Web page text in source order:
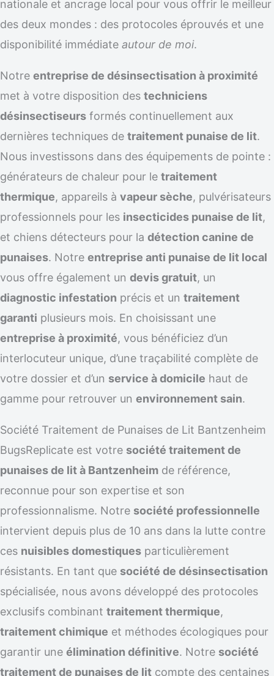
nationale et ancrage local pour vous offrir le meilleur
des deux mondes : des protocoles éprouvés et une
disponibilité immédiate autour de moi.
Notre entreprise de désinsectisation à proximité
met à votre disposition des techniciens
désinsectiseurs formés continuellement aux
dernières techniques de traitement punaise de lit.
Nous investissons dans des équipements de pointe :
générateurs de chaleur pour le traitement
thermique, appareils à vapeur sèche, pulvérisateurs
professionnels pour les insecticides punaise de lit,
et chiens détecteurs pour la détection canine de
punaises. Notre entreprise anti punaise de lit local
vous offre également un devis gratuit, un
diagnostic infestation précis et un traitement
garanti plusieurs mois. En choisissant une
entreprise à proximité, vous bénéficiez d’un
interlocuteur unique, d’une traçabilité complète de
votre dossier et d’un service à domicile haut de
gamme pour retrouver un environnement sain.
Société Traitement de Punaises de Lit Bantzenheim
BugsReplicate est votre société traitement de
punaises de lit à Bantzenheim de référence,
reconnue pour son expertise et son
professionnalisme. Notre société professionnelle
intervient depuis plus de 10 ans dans la lutte contre
ces nuisibles domestiques particulièrement
résistants. En tant que société de désinsectisation
spécialisée, nous avons développé des protocoles
exclusifs combinant traitement thermique,
traitement chimique et méthodes écologiques pour
garantir une élimination définitive. Notre société
traitement de punaises de lit compte des centaines